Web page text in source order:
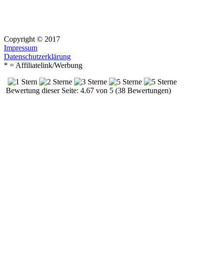
Copyright © 2017
Impressum
Datenschutzerklärung
* = Affiliatelink/Werbung
Bewertung dieser Seite: 4.67 von 5 (38 Bewertungen)